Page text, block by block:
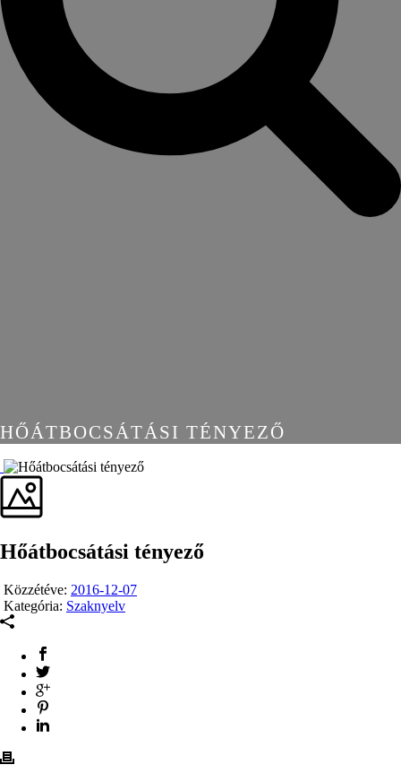
HŐÁTBOCSÁTÁSI TÉNYEZŐ
Hőátbocsátási tényező
Közzétéve: 2016-12-07
Kategória: Szaknyelv